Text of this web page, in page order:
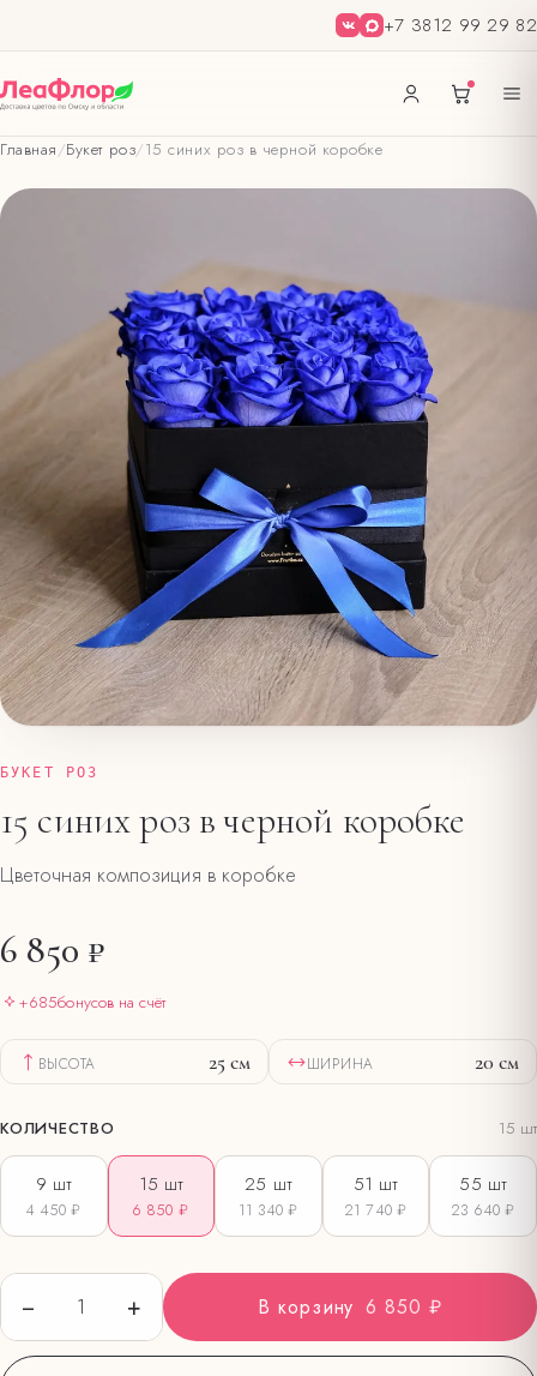
+7 3812 99 29 82
Главная/Букет роз/15 синих роз в черной коробке
БУКЕТ РОЗ
15 синих роз в черной коробке
Цветочная композиция в коробке
6 850 ₽
+685бонусов на счёт
ВЫСОТА 25 см ШИРИНА 20 см
КОЛИЧЕСТВО 15 шт
9 шт
4 450 ₽
15 шт
6 850 ₽
25 шт
11 340 ₽
51 шт
21 740 ₽
55 шт
23 640 ₽
− 1 + В корзину 6 850 ₽